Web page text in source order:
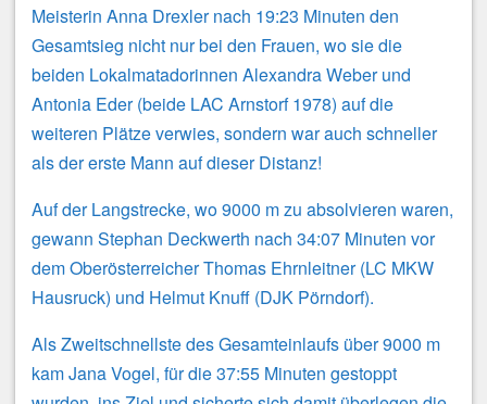
Meisterin Anna Drexler nach 19:23 Minuten den
Gesamtsieg nicht nur bei den Frauen, wo sie die
beiden Lokalmatadorinnen Alexandra Weber und
Antonia Eder (beide LAC Arnstorf 1978) auf die
weiteren Plätze verwies, sondern war auch schneller
als der erste Mann auf dieser Distanz!
Auf der Langstrecke, wo 9000 m zu absolvieren waren,
gewann Stephan Deckwerth nach 34:07 Minuten vor
dem Oberösterreicher Thomas Ehrnleitner (LC MKW
Hausruck) und Helmut Knuff (DJK Pörndorf).
Als Zweitschnellste des Gesamteinlaufs über 9000 m
kam Jana Vogel, für die 37:55 Minuten gestoppt